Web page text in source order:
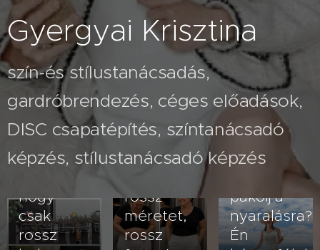
Gyergyai Krisztina
szín-és stílustanácsadás,
gardróbrendezés, céges előadások,
DISC csapatépítés, színtanácsadó
képzés, stílustanácsadó képzés
2026.08.03
Nem
veled van
hogy
csak
rossz
2026.07.26
A fehér
nadrág
kövérít –
rossz
méretet,
rossz
2026.07.23
Hogyan
pakolj a
nyaralásra?
Én